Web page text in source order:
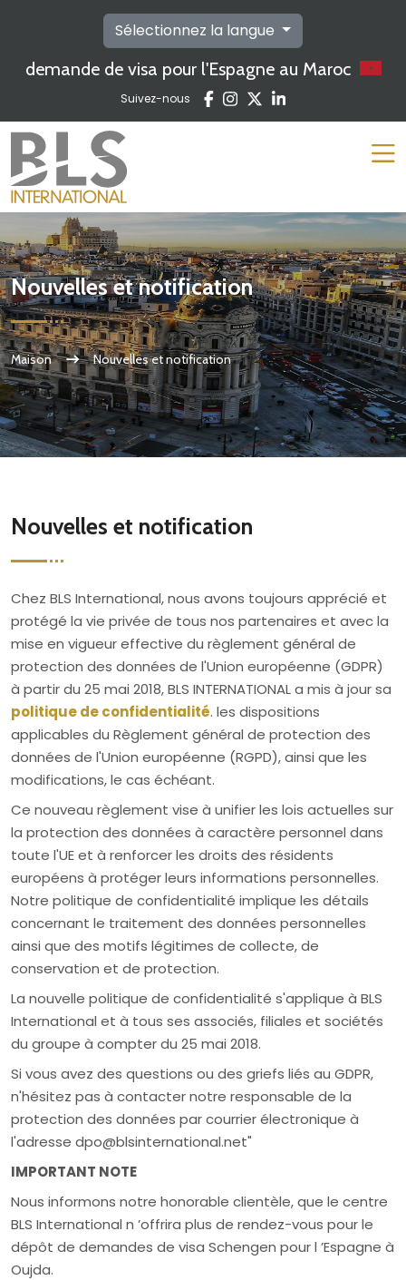
Sélectionnez la langue
demande de visa pour l'Espagne au Maroc
Suivez-nous
Nouvelles et notification
Maison Nouvelles et notification
Nouvelles et notification
Chez BLS International, nous avons toujours apprécié et
protégé la vie privée de tous nos partenaires et avec la
mise en vigueur effective du règlement général de
protection des données de l'Union européenne (GDPR)
à partir du 25 mai 2018, BLS INTERNATIONAL a mis à jour sa
politique de confidentialité. les dispositions
applicables du Règlement général de protection des
données de l'Union européenne (RGPD), ainsi que les
modifications, le cas échéant.
Ce nouveau règlement vise à unifier les lois actuelles sur
la protection des données à caractère personnel dans
toute l'UE et à renforcer les droits des résidents
européens à protéger leurs informations personnelles.
Notre politique de confidentialité implique les détails
concernant le traitement des données personnelles
ainsi que des motifs légitimes de collecte, de
conservation et de protection.
La nouvelle politique de confidentialité s'applique à BLS
International et à tous ses associés, filiales et sociétés
du groupe à compter du 25 mai 2018.
Si vous avez des questions ou des griefs liés au GDPR,
n'hésitez pas à contacter notre responsable de la
protection des données par courrier électronique à
l'adresse dpo@blsinternational.net"
IMPORTANT NOTE
Nous informons notre honorable clientèle, que le centre
BLS International n ’offrira plus de rendez-vous pour le
dépôt de demandes de visa Schengen pour l ’Espagne à
Oujda.